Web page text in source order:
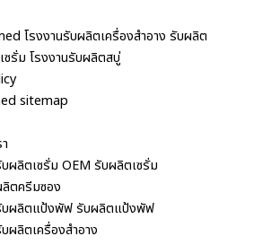
โรงงานรับผลิตเครื่องสำอาง รับผลิต
รั่ม โรงงานรับผลิตสบู่
sitemap
บผลิตเซรั่ม OEM รับผลิตเซรั่ม
ลิตครีมซอง
บผลิตแป้งพัฟ รับผลิตแป้งพัฟ
ผลิตเครื่องสำอาง